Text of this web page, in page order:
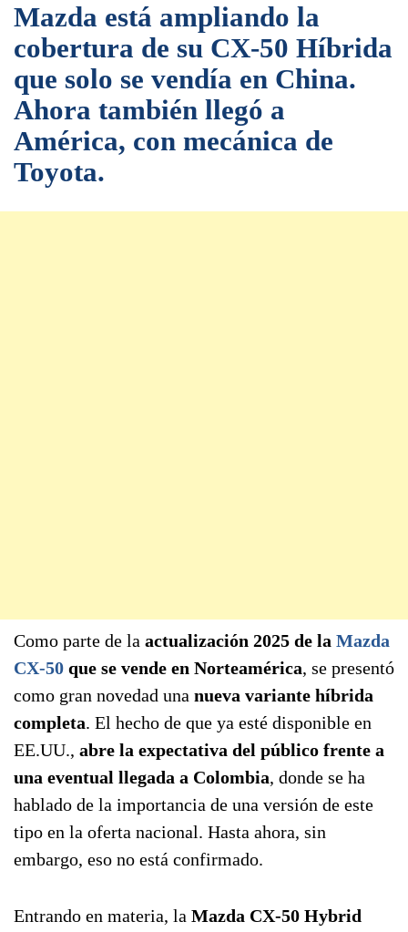
Mazda está ampliando la
cobertura de su CX-50 Híbrida
que solo se vendía en China.
Ahora también llegó a
América, con mecánica de
Toyota.
Como parte de la actualización 2025 de la Mazda
CX-50 que se vende en Norteamérica, se presentó
como gran novedad una nueva variante híbrida
completa. El hecho de que ya esté disponible en
EE.UU., abre la expectativa del público frente a
una eventual llegada a Colombia, donde se ha
hablado de la importancia de una versión de este
tipo en la oferta nacional. Hasta ahora, sin
embargo, eso no está confirmado.
Entrando en materia, la Mazda CX-50 Hybrid